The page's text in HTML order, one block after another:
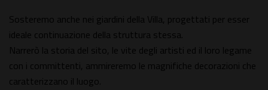
Sosteremo anche nei giardini della Villa, progettati per esser
ideale continuazione della struttura stessa.
Narrerò la storia del sito, le vite degli artisti ed il loro legame
con i committenti, ammireremo le magnifiche decorazioni che
caratterizzano il luogo.